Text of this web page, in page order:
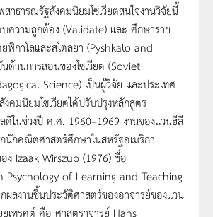
ธารณรัฐสังคมนิยมโซเวียตสนใจงานวิจัยนี้
ความถูกต้อง (Validate) และ ศึกษาราย
พิกาโลและสโตลยา (Pyshkalo and
ด้านการสอนของโซเวียต (Soviet
Science) เป็นผู้วิจัย และประเทศ
คมนิยมโซเวียตได้ปรับปรุงหลักสูตร
ดีในช่วงปี ค.ศ. 1960–1969 งานของแวนฮีลี
นักคณิตศาสตร์ศึกษาในสหรัฐอเมริกา
ง Izaak Wirszup (1976) ชื่อ
Psychology of Learning and Teaching
ผลงานชิ้นประวัติศาสตร์ของอาจารย์ของแวน
เทรคต์ คือ ศาสตราจารย์ Hans